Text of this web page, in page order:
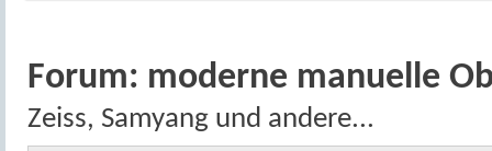
Forum: moderne manuelle
Zeiss, Samyang und andere...